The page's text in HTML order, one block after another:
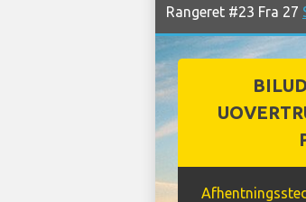
Rangeret #23 Fra 27
Afhentningssted